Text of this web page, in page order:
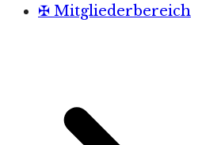
✠ Mitgliederbereich